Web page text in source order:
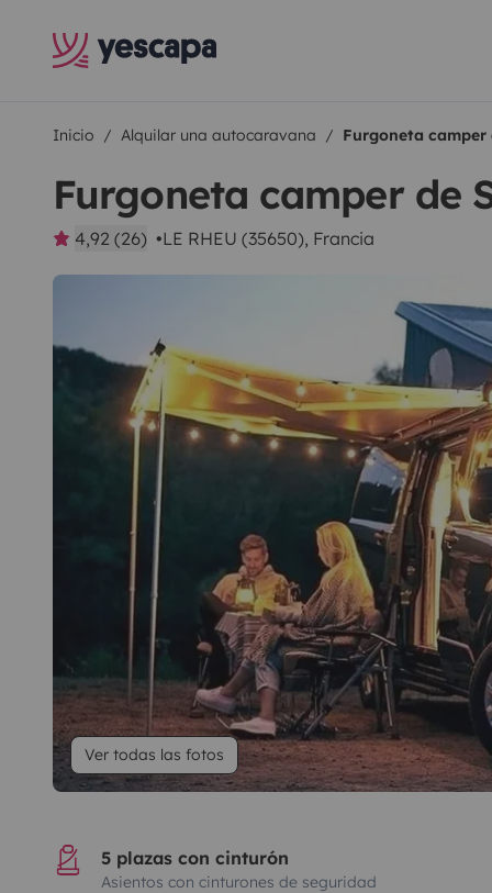
Inicio Alquilar una autocaravana Furgoneta camper
Furgoneta camper de
4,92 (26) LE RHEU (35650), Francia
Ver todas las fotos
5 plazas con cinturón
Asientos con cinturones de seguridad